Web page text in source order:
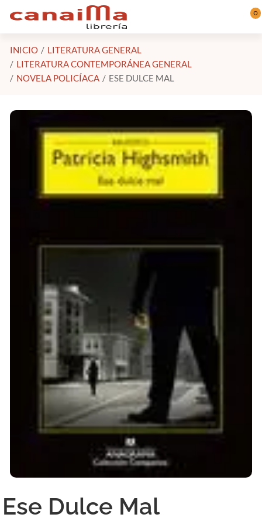
Saltar al contenido principal 0
INICIO
LITERATURA GENERAL
LITERATURA CONTEMPORÁNEA GENERAL
NOVELA POLICÍACA
ESE DULCE MAL
Ese Dulce Mal